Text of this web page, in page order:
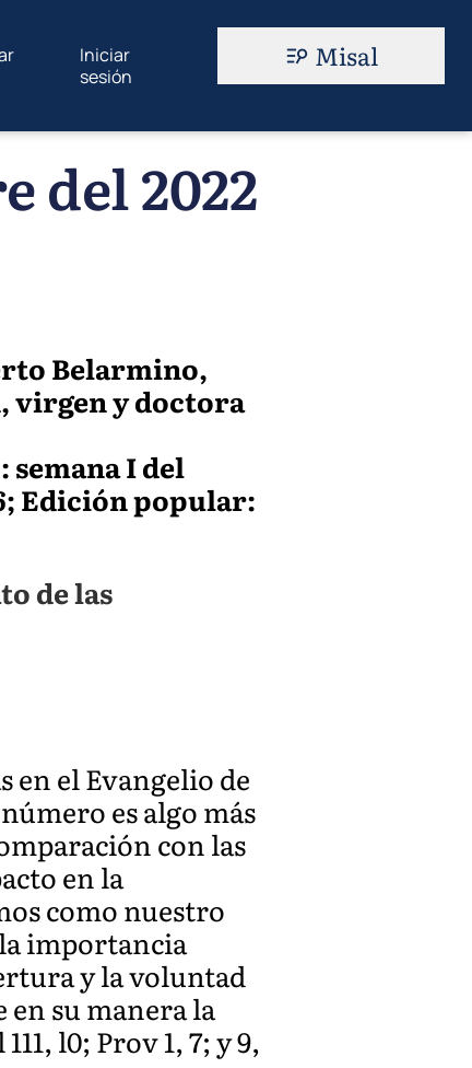
Iniciar
sesión
Misal
del 2022
Belarmino,
virgen y doctora
semana I del
Edición popular:
de las
en el Evangelio de
es algo más
con las
en la
como nuestro
importancia
y la voluntad
en su manera la
l0; Prov 1, 7; y 9,